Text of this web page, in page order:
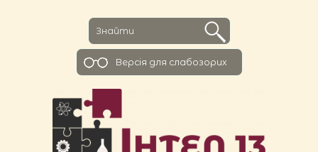
Версiя для слабозорих